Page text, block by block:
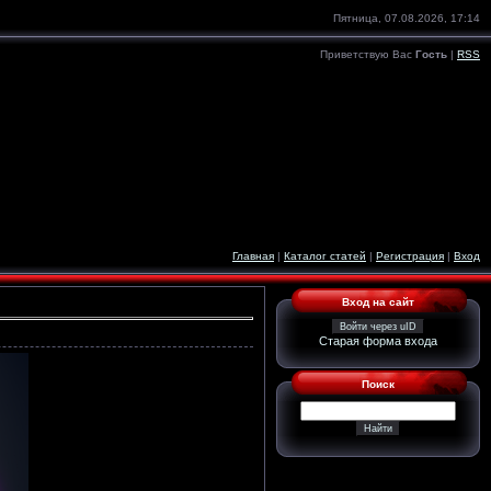
Пятница, 07.08.2026, 17:14
Приветствую Вас Гость | RSS
Главная | Каталог статей | Регистрация | Вход
Вход на сайт
Войти через uID
Старая форма входа
Поиск